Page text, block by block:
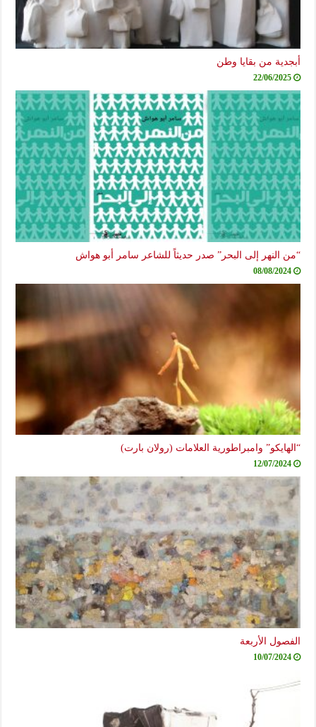
من بقايا وطن
22/06/2025
النهر إلى البحر” صدر حديثاً للشاعر سامر أبو هواش
08/08/2024
وامبراطورية العلامات (رولان بارت)
12/07/2024
الأربعة
10/07/2024